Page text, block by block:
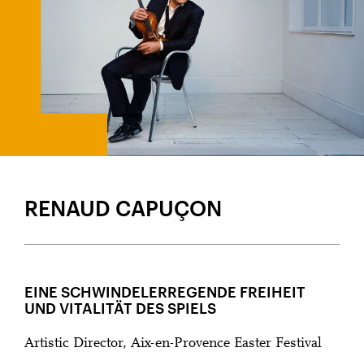
RENAUD CAPUÇON
EINE SCHWINDELERREGENDE FREIHEIT
UND VITALITÄT DES SPIELS
Artistic Director, Aix-en-Provence Easter Festival